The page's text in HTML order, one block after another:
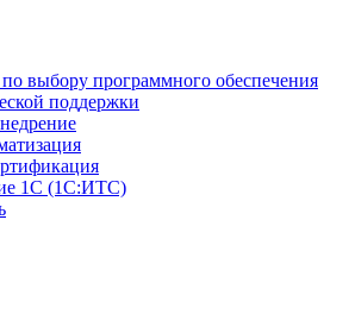
выбору программного обеспечения
поддержки
1С (1С:ИТС)